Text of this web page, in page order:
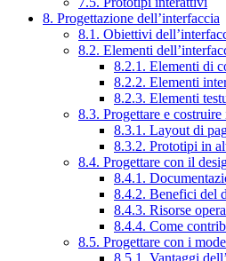
8. Progettazione dell’interfaccia
8.1. Obiettivi
8.2. Elementi
8.2.1. Elementi di
8.2.2. Elementi
8.2.3. Elementi
8.3. Progettare e costruire
8.3.1. Layout di
8.3.2. Prototipi in
8.4. Progettare con il
8.4.1.
8.4.2. Benefici del
8.4.3. Risorse
8.4.4. Come
8.5. Progettare con i
8.5.1. Vantaggi